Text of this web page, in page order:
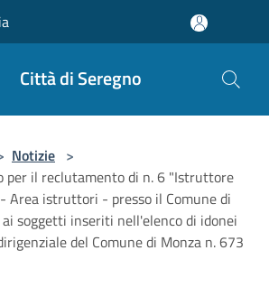
Città di Seregno
Notizie >
per il reclutamento di n. 6 "Istruttore
Area istruttori - presso il Comune di
soggetti inseriti nell'elenco di idonei
del Comune di Monza n. 673